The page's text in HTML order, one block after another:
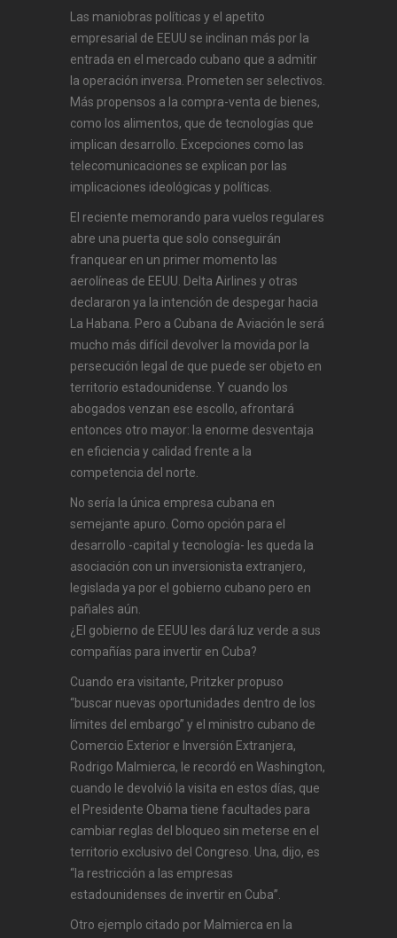
Las maniobras políticas y el apetito
empresarial de EEUU se inclinan más por la
entrada en el mercado cubano que a admitir
la operación inversa. Prometen ser selectivos.
Más propensos a la compra-venta de bienes,
como los alimentos, que de tecnologías que
implican desarrollo. Excepciones como las
telecomunicaciones se explican por las
implicaciones ideológicas y políticas.
El reciente memorando para vuelos regulares
abre una puerta que solo conseguirán
franquear en un primer momento las
aerolíneas de EEUU. Delta Airlines y otras
declararon ya la intención de despegar hacia
La Habana. Pero a Cubana de Aviación le será
mucho más difícil devolver la movida por la
persecución legal de que puede ser objeto en
territorio estadounidense. Y cuando los
abogados venzan ese escollo, afrontará
entonces otro mayor: la enorme desventaja
en eficiencia y calidad frente a la
competencia del norte.
No sería la única empresa cubana en
semejante apuro. Como opción para el
desarrollo -capital y tecnología- les queda la
asociación con un inversionista extranjero,
legislada ya por el gobierno cubano pero en
pañales aún.
¿El gobierno de EEUU les dará luz verde a sus
compañías para invertir en Cuba?
Cuando era visitante, Pritzker propuso
“buscar nuevas oportunidades dentro de los
límites del embargo” y el ministro cubano de
Comercio Exterior e Inversión Extranjera,
Rodrigo Malmierca, le recordó en Washington,
cuando le devolvió la visita en estos días, que
el Presidente Obama tiene facultades para
cambiar reglas del bloqueo sin meterse en el
territorio exclusivo del Congreso. Una, dijo, es
“la restricción a las empresas
estadounidenses de invertir en Cuba”.
Otro ejemplo citado por Malmierca en la